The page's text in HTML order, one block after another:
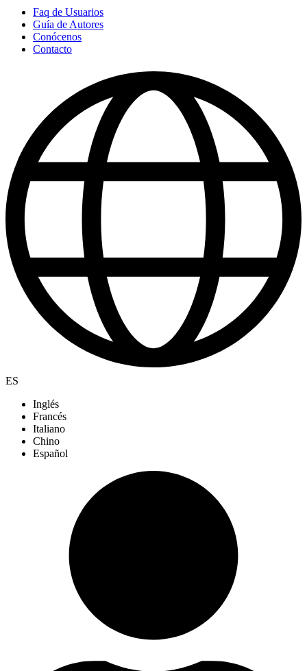
Faq de Usuarios
Guía de Autores
Conócenos
Contacto
ES
Inglés
Francés
Italiano
Chino
Español